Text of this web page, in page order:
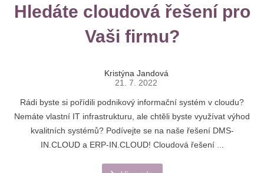
Hledáte cloudová řešení pro
Vaši firmu?
Kristýna Jandová
21. 7. 2022
Rádi byste si pořídili podnikový informační systém v cloudu?
Nemáte vlastní IT infrastrukturu, ale chtěli byste využívat výhod
kvalitních systémů? Podívejte se na naše řešení DMS-
IN.CLOUD a ERP-IN.CLOUD! Cloudová řešení ...